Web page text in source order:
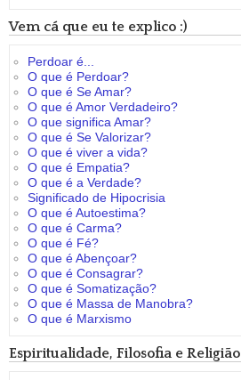
Vem cá que eu te explico :)
Perdoar é...
O que é Perdoar?
O que é Se Amar?
O que é Amor Verdadeiro?
O que significa Amar?
O que é Se Valorizar?
O que é viver a vida?
O que é Empatia?
O que é a Verdade?
Significado de Hipocrisia
O que é Autoestima?
O que é Carma?
O que é Fé?
O que é Abençoar?
O que é Consagrar?
O que é Somatização?
O que é Massa de Manobra?
O que é Marxismo
Espiritualidade, Filosofia e Religião